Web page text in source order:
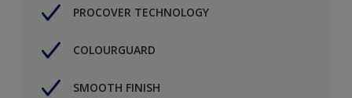
PROCOVER TECHNOLOGY
COLOURGUARD
SMOOTH FINISH